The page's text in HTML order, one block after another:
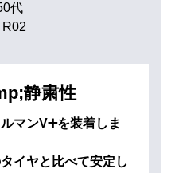
代
静粛性
マンV➕を装着しま
イヤと比べて安定し